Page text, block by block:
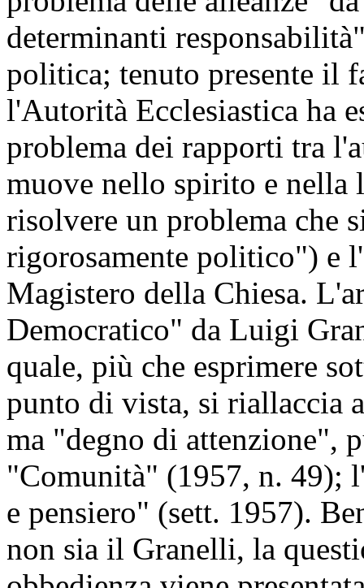
determinanti
politica; tenuto presente il
l'Autorità Ecclesiastica ha
problema dei rapporti tra
muove nello spirito e nella
risolvere un problema che
rigorosamente politico") e
Magistero della Chiesa.
Democratico" da Luigi
quale, più che esprimere
punto di vista, si riallaccia
ma "degno di attenzione",
"Comunità" (1957, n. 49);
e pensiero" (sett. 1957).
non sia il Granelli, la